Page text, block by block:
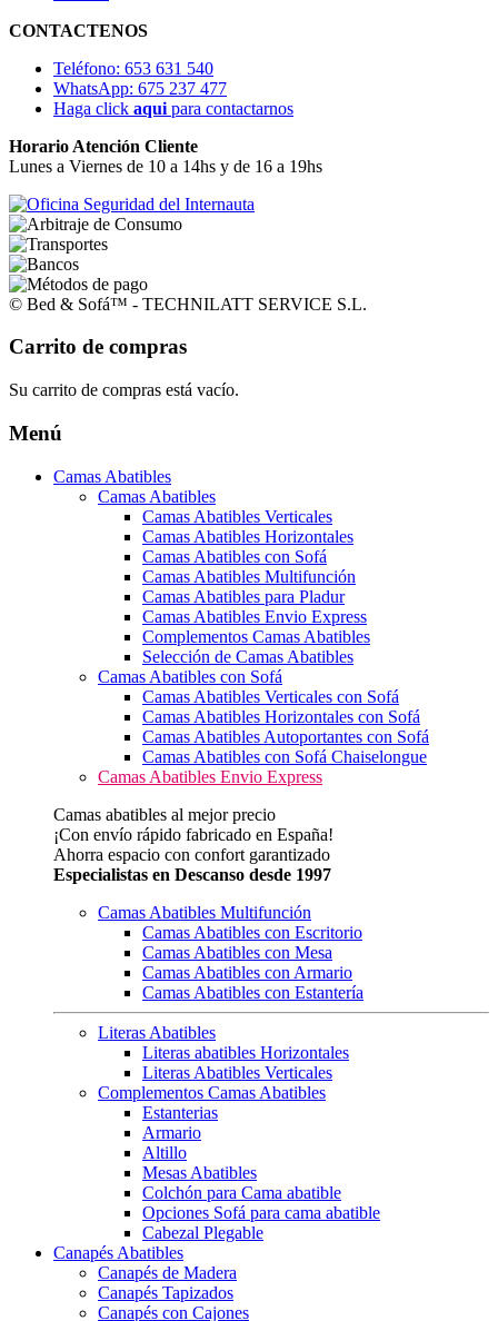
CONTACTENOS
Teléfono: 653 631 540
WhatsApp: 675 237 477
Haga click aqui para contactarnos
Horario Atención Cliente
Lunes a Viernes de 10 a 14hs y de 16 a 19hs
© Bed & Sofá™ - TECHNILATT SERVICE S.L.
Carrito de compras
Su carrito de compras está vacío.
Menú
Camas Abatibles
Camas Abatibles
Camas Abatibles Verticales
Camas Abatibles Horizontales
Camas Abatibles con Sofá
Camas Abatibles Multifunción
Camas Abatibles para Pladur
Camas Abatibles Envio Express
Complementos Camas Abatibles
Selección de Camas Abatibles
Camas Abatibles con Sofá
Camas Abatibles Verticales con Sofá
Camas Abatibles Horizontales con Sofá
Camas Abatibles Autoportantes con Sofá
Camas Abatibles con Sofá Chaiselongue
Camas Abatibles Envio Express
Camas abatibles al mejor precio
¡Con envío rápido fabricado en España!
Ahorra espacio con confort garantizado
Especialistas en Descanso desde 1997
Camas Abatibles Multifunción
Camas Abatibles con Escritorio
Camas Abatibles con Mesa
Camas Abatibles con Armario
Camas Abatibles con Estantería
Literas Abatibles
Literas abatibles Horizontales
Literas Abatibles Verticales
Complementos Camas Abatibles
Estanterias
Armario
Altillo
Mesas Abatibles
Colchón para Cama abatible
Opciones Sofá para cama abatible
Cabezal Plegable
Canapés Abatibles
Canapés de Madera
Canapés Tapizados
Canapés con Cajones